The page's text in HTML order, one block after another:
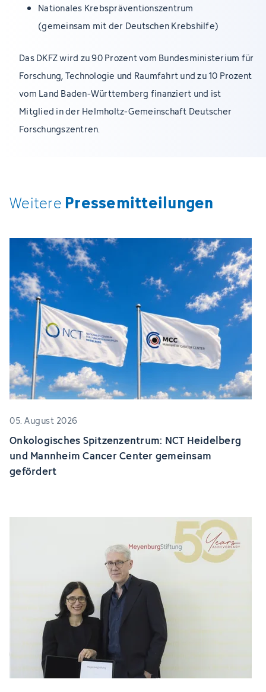
Nationales Krebspräventionszentrum
(gemeinsam mit der Deutschen Krebshilfe)
Das DKFZ wird zu 90 Prozent vom Bundesministerium für
Forschung, Technologie und Raumfahrt und zu 10 Prozent
vom Land Baden-Württemberg finanziert und ist
Mitglied in der Helmholtz-Gemeinschaft Deutscher
Forschungszentren.
Weitere Pressemitteilungen
05. August 2026
Onkologisches Spitzenzentrum: NCT Heidelberg
und Mannheim Cancer Center gemeinsam
gefördert